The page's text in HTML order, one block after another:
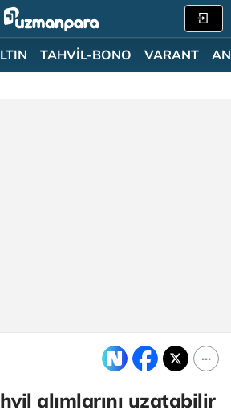
TAHVİL-BONO VARANT
alımlarını uzatabilir